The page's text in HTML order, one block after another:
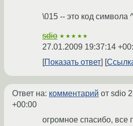
\015 -- это код символа
sdio ★★★★★
27.01.2009 19:37:14
Показать ответ
Ответ на: комментарий от sdio
+00:00
огромное спасибо, все